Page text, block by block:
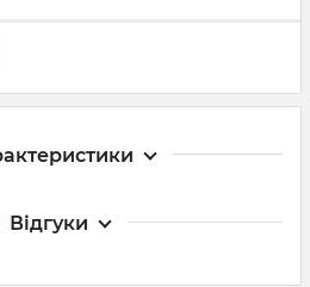
Відгуки